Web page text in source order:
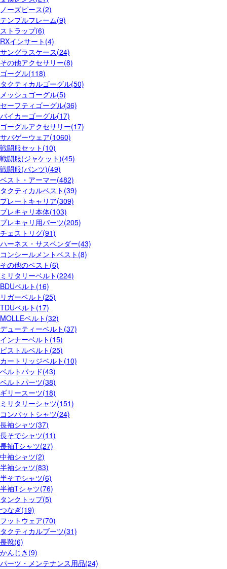
ノーズピース(2)
テンプルフレーム(9)
ストラップ(6)
RXインサート(4)
サングラスケース(24)
その他アクセサリー(8)
ゴーグル(118)
タクティカルゴーグル(50)
メッシュゴーグル(5)
セーフティゴーグル(36)
バイカーゴーグル(17)
ゴーグルアクセサリー(17)
サバゲーウェア(1060)
戦闘服セット(10)
戦闘服(ジャケット)(45)
戦闘服(パンツ)(49)
ベスト・アーマー(482)
タクティカルベスト(39)
プレートキャリア(309)
プレキャリ本体(103)
プレキャリ用パーツ(205)
チェストリグ(91)
ハーネス・サスペンダー(43)
コンシールメントベスト(8)
その他のベスト(6)
ミリタリーベルト(224)
BDUベルト(16)
リガーベルト(25)
TDUベルト(17)
MOLLEベルト(32)
デューティーベルト(37)
インナーベルト(15)
ピストルベルト(25)
カートリッジベルト(10)
ベルトパッド(43)
ベルトパーツ(38)
ギリースーツ(18)
ミリタリーシャツ(151)
コンバットシャツ(24)
長袖シャツ(37)
長そでシャツ(11)
長袖Tシャツ(27)
中袖シャツ(2)
半袖シャツ(83)
半そでシャツ(6)
半袖Tシャツ(76)
タンクトップ(5)
つなぎ(19)
フットウェア(70)
タクティカルブーツ(31)
長靴(6)
かんじき(9)
パーツ・メンテナンス用品(24)